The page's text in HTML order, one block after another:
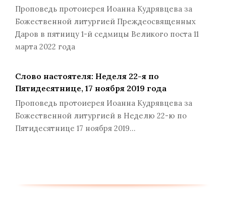
Проповедь протоиерея Иоанна Кудрявцева за
Божественной литургией Преждеосвященных
Даров в пятницу 1-й седмицы Великого поста 11
марта 2022 года
Слово настоятеля: Неделя 22-я по
Пятидесятнице, 17 ноября 2019 года
Проповедь протоиерея Иоанна Кудрявцева за
Божественной литургией в Неделю 22-ю по
Пятидесятнице 17 ноября 2019…